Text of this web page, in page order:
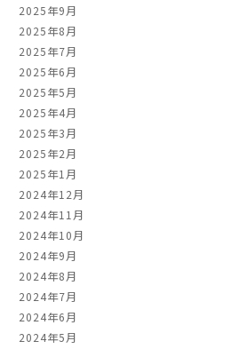
2025年9月
2025年8月
2025年7月
2025年6月
2025年5月
2025年4月
2025年3月
2025年2月
2025年1月
2024年12月
2024年11月
2024年10月
2024年9月
2024年8月
2024年7月
2024年6月
2024年5月